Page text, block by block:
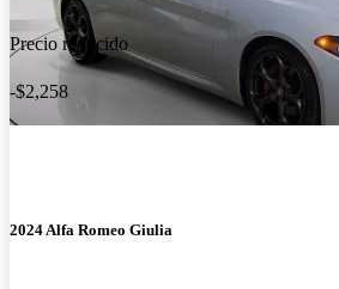
Precio reducido
-$2,258
2024 Alfa Romeo Giulia